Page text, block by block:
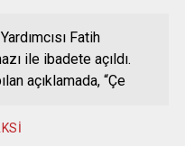
Fatih
ile ibadete açıldı.
açıklamada, “Çe